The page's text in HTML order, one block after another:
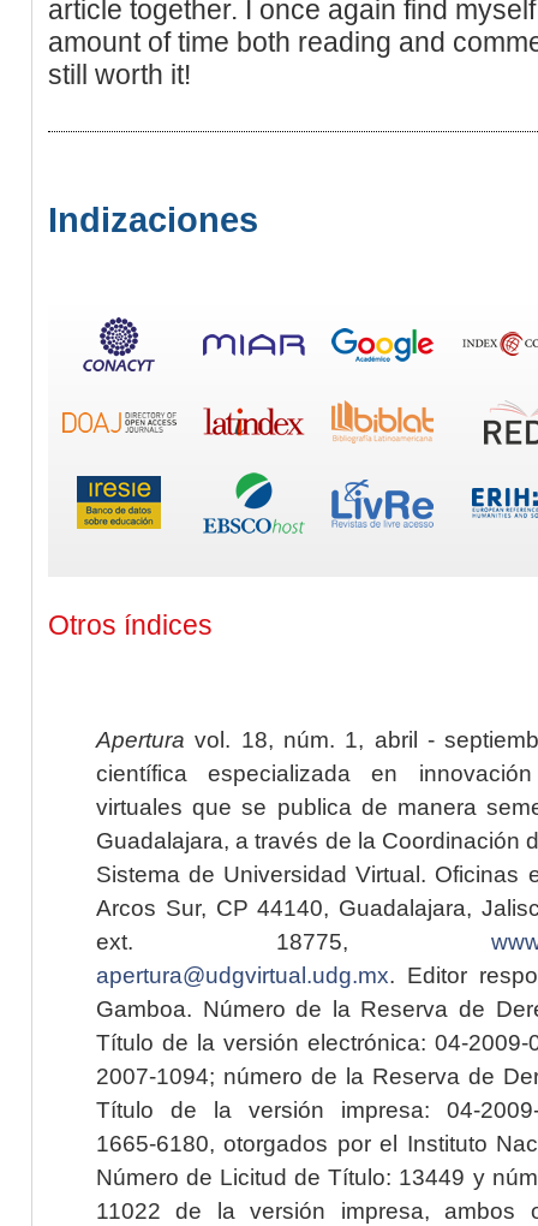
article together. I once again find
amount of time both reading and
still worth it!
Indizaciones
Otros índices
Apertura vol. 18, núm. 1, abril -
científica especializada en
virtuales que se publica de manera
Guadalajara, a través de la Coordinación
Sistema de Universidad Virtual. Oficinas
Arcos Sur, CP 44140, Guadalajara,
ext. 18775,
apertura@udgvirtual.udg.mx. Editor
Gamboa. Número de la Reserva de
Título de la versión electrónica: 04-2009-
2007-1094; número de la Reserva de
Título de la versión impresa: 04-2009-
1665-6180, otorgados por el Instituto
Número de Licitud de Título: 13449 y
11022 de la versión impresa, ambos